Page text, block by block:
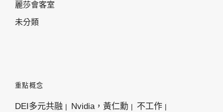
麗莎會客室
未分類
重點概念
DEI多元共融 Nvidia，黃仁勳
不工作